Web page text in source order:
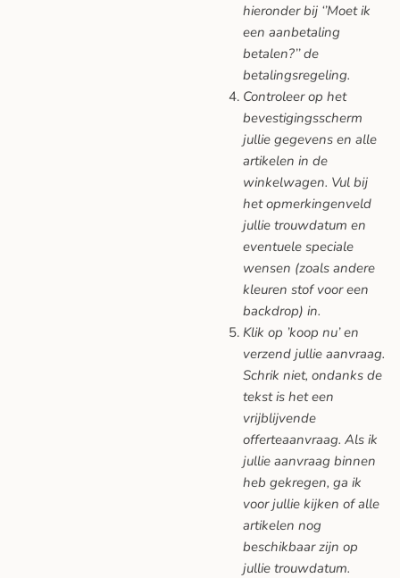
hieronder bij ‘’Moet ik
een aanbetaling
betalen?’’ de
betalingsregeling.
Controleer op het
bevestigingsscherm
jullie gegevens en alle
artikelen in de
winkelwagen. Vul bij
het opmerkingenveld
jullie trouwdatum en
eventuele speciale
wensen (zoals andere
kleuren stof voor een
backdrop) in.
Klik op ’koop nu’ en
verzend jullie aanvraag.
Schrik niet, ondanks de
tekst is het een
vrijblijvende
offerteaanvraag. Als ik
jullie aanvraag binnen
heb gekregen, ga ik
voor jullie kijken of alle
artikelen nog
beschikbaar zijn op
jullie trouwdatum.